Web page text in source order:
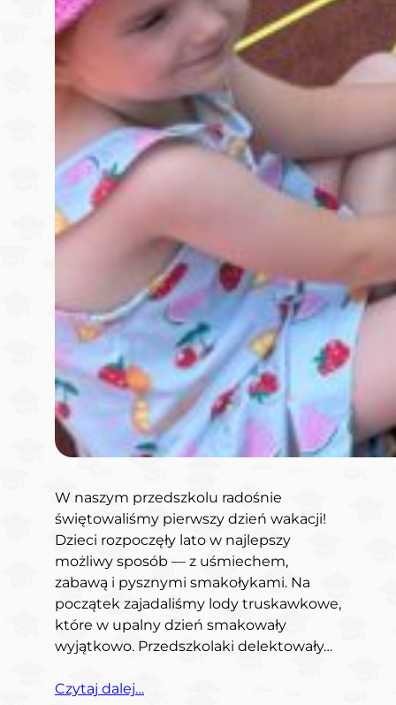
W naszym przedszkolu radośnie
świętowaliśmy pierwszy dzień wakacji!
Dzieci rozpoczęły lato w najlepszy
możliwy sposób — z uśmiechem,
zabawą i pysznymi smakołykami. Na
początek zajadaliśmy lody truskawkowe,
które w upalny dzień smakowały
wyjątkowo. Przedszkolaki delektowały…
Czytaj dalej…